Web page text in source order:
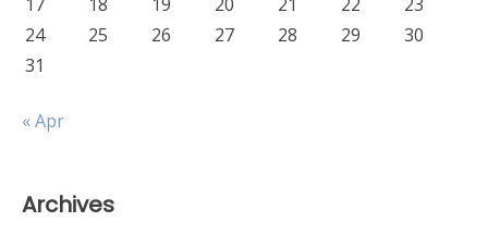
17 18 19 20 21 22
23
24
25 26 27 28 29
30
31
« Apr
Archives